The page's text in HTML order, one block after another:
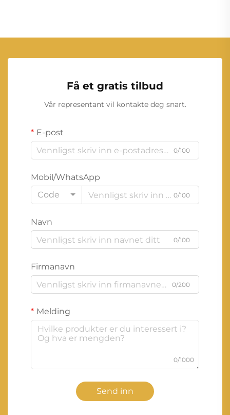
Få et gratis tilbud
Vår representant vil kontakte deg snart.
E-post
0/100
Mobil/WhatsApp
Code
0/100
Navn
0/100
Firmanavn
0/200
Melding
0/1000
Send inn